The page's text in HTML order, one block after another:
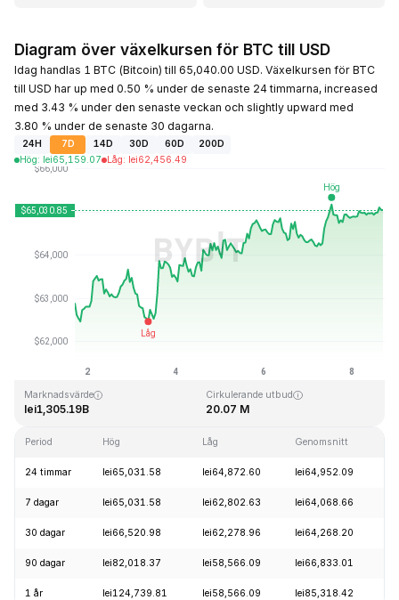
Diagram över växelkursen för BTC till USD
Idag handlas 1 BTC (Bitcoin) till 65,040.00 USD. Växelkursen för BTC
till USD har up med 0.50 % under de senaste 24 timmarna, increased
med 3.43 % under den senaste veckan och slightly upward med
3.80 % under de senaste 30 dagarna.
24H 7D 14D 30D 60D
200D
Hög: lei65,159.07 Låg: lei62,456.49
Senast uppdaterad: 2026-08-08, 17:08 GMT+0
lei126,080.00
Marknadsvärde
lei1,305.19B
Cirkulerande utbud
20.07 M
Period Hög Låg Genomsnitt
24 timmar lei65,031.58 lei64,872.60 lei64,952.09
7 dagar lei65,031.58 lei62,802.63 lei64,068.66
30 dagar lei66,520.98 lei62,278.96 lei64,268.20
90 dagar lei82,018.37 lei58,566.09 lei66,833.01
1 år lei124,739.81 lei58,566.09 lei85,318.42